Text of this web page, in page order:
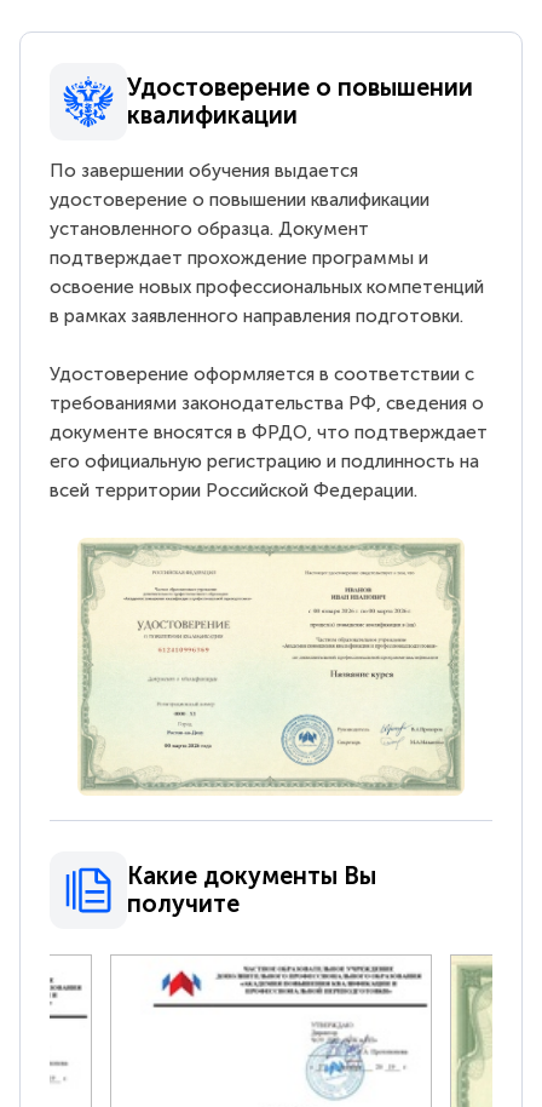
Удостоверение о повышении
квалификации
По завершении обучения выдается
удостоверение о повышении квалификации
установленного образца. Документ
подтверждает прохождение программы и
освоение новых профессиональных компетенций
в рамках заявленного направления подготовки.
Удостоверение оформляется в соответствии с
требованиями законодательства РФ, сведения о
документе вносятся в ФРДО, что подтверждает
его официальную регистрацию и подлинность на
всей территории Российской Федерации.
Какие документы Вы
получите